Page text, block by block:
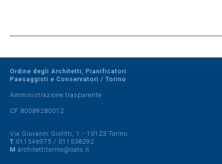
Ordine degli Architetti, Pianificatori
Paesaggisti e Conservatori / Torino
Amministrazione trasparente
CF 80089280012
Via Giovanni Giolitti, 1 - 10123 Torino
T 011546975 / 011538292
M architettitorino@oato.it